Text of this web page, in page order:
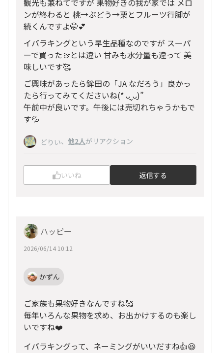
ンが終わると 桃→ぶどう→栗とフルーツ行脚が
続くんですよ🤭💕
イバラキングという早生品種なのですが スーパ
ーで買った🍈とは違い 甘みも水分量も違って 美
味しいです🥰
ご興味があったら鉾田の「JA なだろう」良かっ
たら行ってみてくださいね(* ᴗ͈ˬᴗ͈)”
午前中が良いです。午後には売切れちゃうかもで
す💦
どりい、 他2人がリアクション
いいね 返信する
ハッピー
2026/06/14 10:12
かずん
ご家族も果物好きなんですね🥰
毎年いろんな果物を求め、お出かけするのも楽し
いですね❤️
イバラキングって、ネーミングがいいだすね👍😆